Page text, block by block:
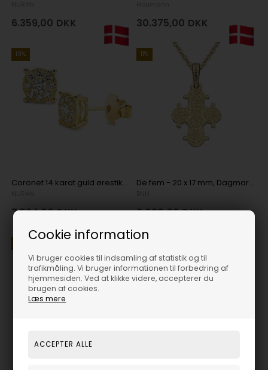
Cookie information
Vi bruger cookies til indsamling af statistik og til
trafikmåling. Vi bruger informationen til forbedring af
hjemmesiden. Ved at klikke videre, accepterer du
brugen af cookies.
Læs mere
6.359,00 DKK 30.375,00 DKK
19%
Coronet 14 karat guld ørestikker med 2 x 0,11 carat brillant
7.594,00 DKK
11%
De fem - 20 x 17 mm, Dagmarkors vedhæng fra BNH i sølv
8.080,00 DKK